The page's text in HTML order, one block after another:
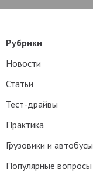
Рубрики
Новости
Статьи
Тест-драйвы
Практика
Грузовики и автобусы
Популярные вопросы